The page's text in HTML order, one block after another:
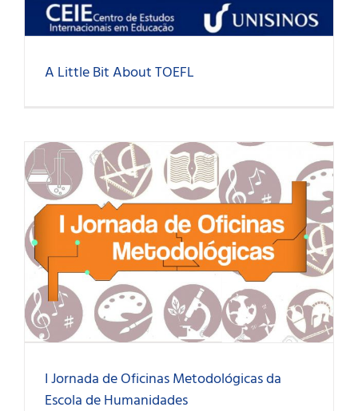
A Little Bit About TOEFL
I Jornada de Oficinas Metodológicas da
Escola de Humanidades